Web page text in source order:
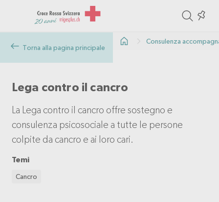
the
Torna alla pagina principale
Consulenza
Lega contro il cancro
La Lega contro il cancro offre sostegno e
consulenza psicosociale a tutte le persone
colpite da cancro e ai loro cari.
Temi
Cancro